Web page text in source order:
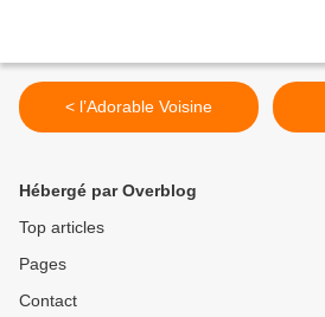
< l’Adorable Voisine
Hébergé par Overblog
Top articles
Pages
Contact